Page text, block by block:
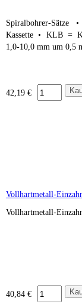
Spiralbohrer-
Kassette • KLB =
1,0-10,0 mm um 0,5
42,19 €
Vollhartmetall-
Vollhartmetall-
40,84 €